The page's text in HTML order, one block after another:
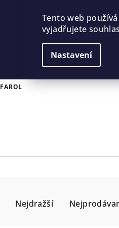
Tento web
vyjadřujete
Nastavení
FAROL
Nejdražší